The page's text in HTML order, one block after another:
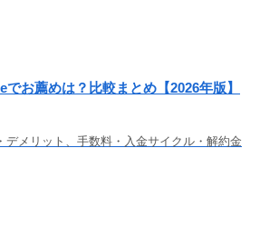
お薦めは？比較まとめ【2026年版】
デメリット、手数料・入金サイクル・解約金